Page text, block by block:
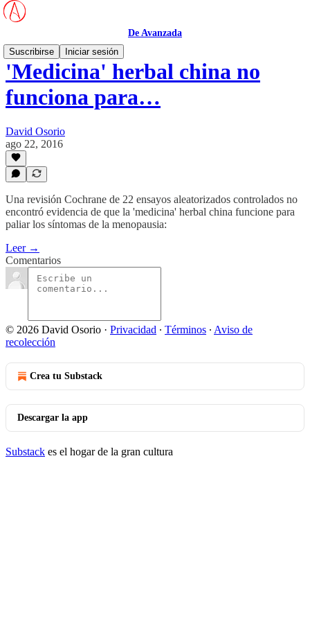
De Avanzada
Suscribirse
Iniciar sesión
'Medicina' herbal china no
funciona para…
David Osorio
ago 22, 2016
Una revisión Cochrane de 22 ensayos aleatorizados controlados no
encontró evidencia de que la 'medicina' herbal china funcione para
paliar los síntomas de la menopausia:
Leer →
Comentarios
© 2026 David Osorio · Privacidad ∙ Términos ∙ Aviso de
recolección
Crea tu Substack
Descargar la app
Substack es el hogar de la gran cultura